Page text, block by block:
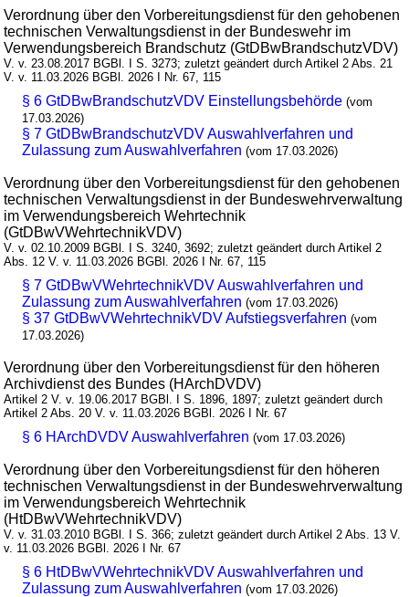
Verordnung über den Vorbereitungsdienst für den gehobenen
technischen Verwaltungsdienst in der Bundeswehr im
Verwendungsbereich Brandschutz (GtDBwBrandschutzVDV)
V. v. 23.08.2017 BGBl. I S. 3273; zuletzt geändert durch Artikel 2 Abs. 21
V. v. 11.03.2026 BGBl. 2026 I Nr. 67, 115
§ 6 GtDBwBrandschutzVDV Einstellungsbehörde (vom
17.03.2026)
§ 7 GtDBwBrandschutzVDV Auswahlverfahren und
Zulassung zum Auswahlverfahren (vom 17.03.2026)
Verordnung über den Vorbereitungsdienst für den gehobenen
technischen Verwaltungsdienst in der Bundeswehrverwaltung
im Verwendungsbereich Wehrtechnik
(GtDBwVWehrtechnikVDV)
V. v. 02.10.2009 BGBl. I S. 3240, 3692; zuletzt geändert durch Artikel 2
Abs. 12 V. v. 11.03.2026 BGBl. 2026 I Nr. 67, 115
§ 7 GtDBwVWehrtechnikVDV Auswahlverfahren und
Zulassung zum Auswahlverfahren (vom 17.03.2026)
§ 37 GtDBwVWehrtechnikVDV Aufstiegsverfahren (vom
17.03.2026)
Verordnung über den Vorbereitungsdienst für den höheren
Archivdienst des Bundes (HArchDVDV)
Artikel 2 V. v. 19.06.2017 BGBl. I S. 1896, 1897; zuletzt geändert durch
Artikel 2 Abs. 20 V. v. 11.03.2026 BGBl. 2026 I Nr. 67
§ 6 HArchDVDV Auswahlverfahren (vom 17.03.2026)
Verordnung über den Vorbereitungsdienst für den höheren
technischen Verwaltungsdienst in der Bundeswehrverwaltung
im Verwendungsbereich Wehrtechnik
(HtDBwVWehrtechnikVDV)
V. v. 31.03.2010 BGBl. I S. 366; zuletzt geändert durch Artikel 2 Abs. 13 V.
v. 11.03.2026 BGBl. 2026 I Nr. 67
§ 6 HtDBwVWehrtechnikVDV Auswahlverfahren und
Zulassung zum Auswahlverfahren (vom 17.03.2026)